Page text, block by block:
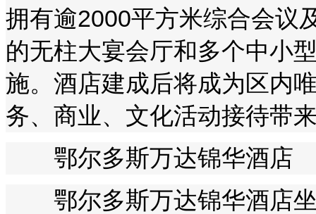
拥有逾2000平方米综合会议
的无柱大宴会厅和多个中小
施。酒店建成后将成为区内
务、商业、文化活动接待带
鄂尔多斯万达锦华酒店
鄂尔多斯万达锦华酒店坐